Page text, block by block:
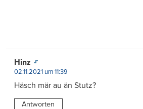
Hinz
02.11.2021 um 11:39
Häsch mär au än Stutz?
Antworten